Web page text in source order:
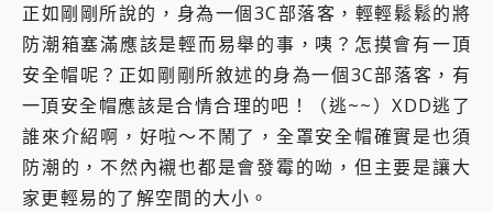
正如剛剛所說的，身為一個3C部落客，輕輕鬆鬆的將
防潮箱塞滿應該是輕而易舉的事，咦？怎摸會有一頂
安全帽呢？正如剛剛所敘述的身為一個3C部落客，有
一頂安全帽應該是合情合理的吧！（逃~~）XDD逃了
誰來介紹啊，好啦～不鬧了，全罩安全帽確實是也須
防潮的，不然內襯也都是會發霉的呦，但主要是讓大
家更輕易的了解空間的大小。